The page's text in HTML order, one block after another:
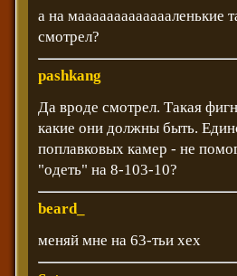
а на маааааааааааааленькие
смотрел?
pashkang
Да вроде смотрел. Такая
какие они должны быть.
поплавковых камер - не
"одеть" на 8-103-10?
beard_
меняй мне на 63-тьи хех